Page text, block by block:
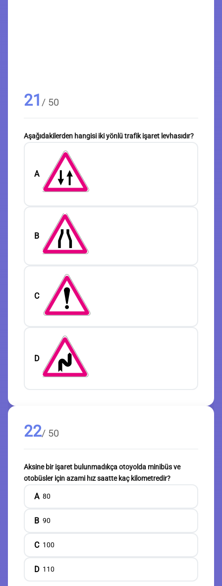
21 / 50
Aşağıdakilerden hangisi iki yönlü trafik işaret levhasıdır?
A
B
C
D
22/ 50
Aksine bir işaret bulunmadıkça otoyolda minibüs ve
otobüsler için azami hız saatte kaç kilometredir?
A 80
B 90
C 100
D 110